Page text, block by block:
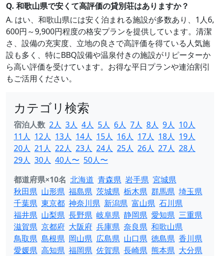
Q. 和歌山県で安くて高評価の貸別荘はありますか？
A. はい、和歌山県には安く泊まれる施設が多数あり、1人6,
600円～9,900円程度の格安プランを提供しています。清潔
さ、設備の充実度、立地の良さで高評価を得ている人気施
設も多く、特にBBQ設備や温泉付きの施設がリピーターか
ら高い評価を受けています。お得な平日プランや連泊割引
もご活用ください。
カテゴリ検索
宿泊人数 2人 3人 4人 5人 6人 7人 8人 9人 10人
11人 12人 13人 14人 15人 16人 17人 18人 19人
20人 21人 22人 23人 24人 25人 26人 27人 28人
29人 30人 40人〜 50人〜
都道府県×10名 北海道 青森県 岩手県 宮城県
秋田県 山形県 福島県 茨城県 栃木県 群馬県 埼玉県
千葉県 東京都 神奈川県 新潟県 富山県 石川県
福井県 山梨県 長野県 岐阜県 静岡県 愛知県 三重県
滋賀県 京都府 大阪府 兵庫県 奈良県 和歌山県
鳥取県 島根県 岡山県 広島県 山口県 徳島県 香川県
愛媛県 高知県 福岡県 佐賀県 長崎県 熊本県 大分県